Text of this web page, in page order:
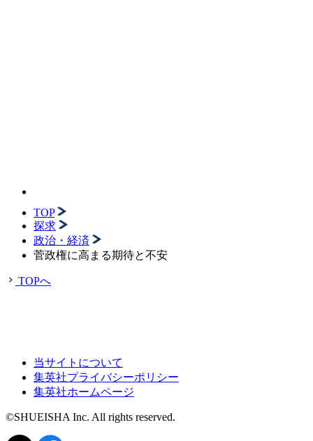
TOP
探求
政治・経済
菅政権に高まる期待と不安
TOPへ
当サイトについて
集英社プライバシーポリシー
集英社ホームページ
©SHUEISHA Inc. All rights reserved.